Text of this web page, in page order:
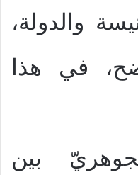
والدولة،
في هذا
بين